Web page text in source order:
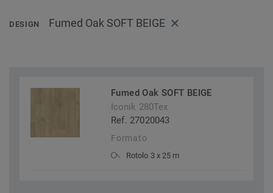
DESIGN Fumed Oak SOFT BEIGE
Fumed Oak SOFT BEIGE
Iconik 280Tex
Ref. 27020043
Formato
Rotolo 3 x 25 m